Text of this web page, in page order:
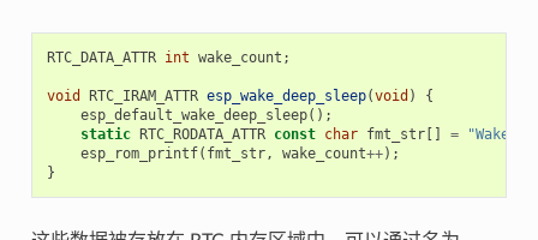
RTC_DATA_ATTR int wake_count ;
void RTC_IRAM_ATTR esp_wake_deep_sleep(void )
{
esp_default_wake_deep_sleep();
static RTC_RODATA_ATTR const char fmt_str[] =
"Wake
esp_rom_printf( fmt_str, wake_count++);
}